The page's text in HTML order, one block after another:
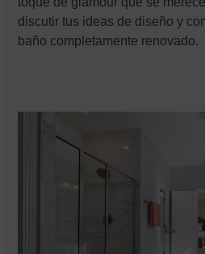
discutir tus ideas de diseño y
baño completamente renovado.